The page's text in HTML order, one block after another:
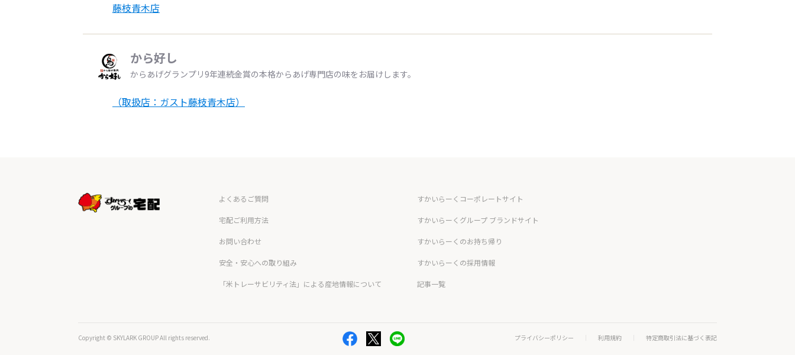
藤枝青木店
から好し
からあげグランプリ9年連続金賞の本格からあげ専門店の味をお届けします。
（取扱店：ガスト藤枝青木店）
よくあるご質問
宅配ご利用方法
お問い合わせ
安全・安心への取り組み
「米トレーサビリティ法」による産地情報について
すかいらーくコーポレートサイト
すかいらーくグループ ブランドサイト
すかいらーくのお持ち帰り
すかいらーくの採用情報
記事一覧
Copyright © SKYLARK GROUP All rights reserved. プライバシーポリシー 利用規約 特定商取引法に基づく表記